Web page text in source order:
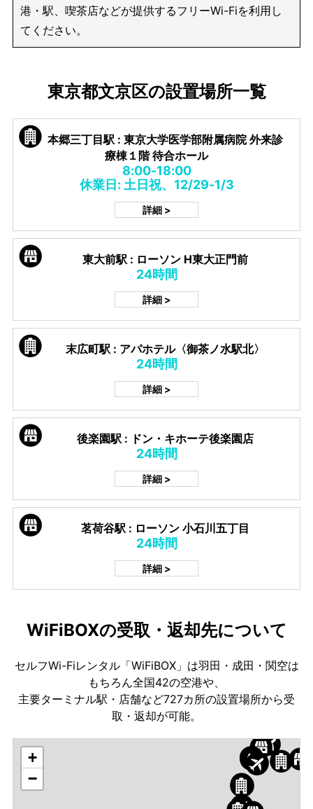
港・駅、喫茶店などが提供するフリーWi-Fiを利用し
てください。
東京都文京区の設置場所一覧
本郷三丁目駅 : 東京大学医学部附属病院 外来診
療棟１階 待合ホール
8:00-18:00
休業日: 土日祝、12/29-1/3
詳細 >
東大前駅 : ローソン H東大正門前
24時間
詳細 >
末広町駅 : アパホテル〈御茶ノ水駅北〉
24時間
詳細 >
後楽園駅 : ドン・キホーテ後楽園店
24時間
詳細 >
茗荷谷駅 : ローソン 小石川五丁目
24時間
詳細 >
WiFiBOXの受取・返却先について
セルフWi-Fiレンタル「WiFiBOX」は羽田・成田・関空は
もちろん全国42の空港や、
主要ターミナル駅・店舗など727カ所の設置場所から受
取・返却が可能。
+
−